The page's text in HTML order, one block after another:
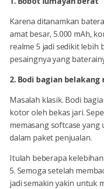
Karena ditanamkan
amat besar, 5.000 mAh,
realme 5 jadi sedikit lebih
pesaingnya yang
2. Bodi bagian
Masalah klasik. Bodi
kotor oleh bekas jari.
memasang softcase
dalam paket penjualan.
Itulah beberapa
5. Semoga setelah
jadi semakin yakin untuk